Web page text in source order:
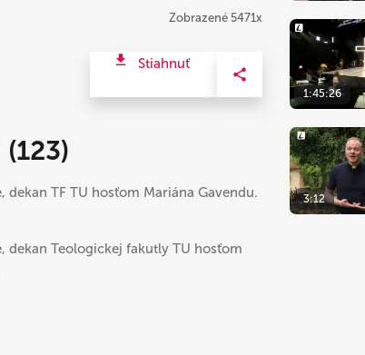
Zobrazené 5471x
Stiahnuť
TF TU hosťom Mariána Gavendu.
dekan Teologickej fakutly TU hosťom
1:45:26
3:12